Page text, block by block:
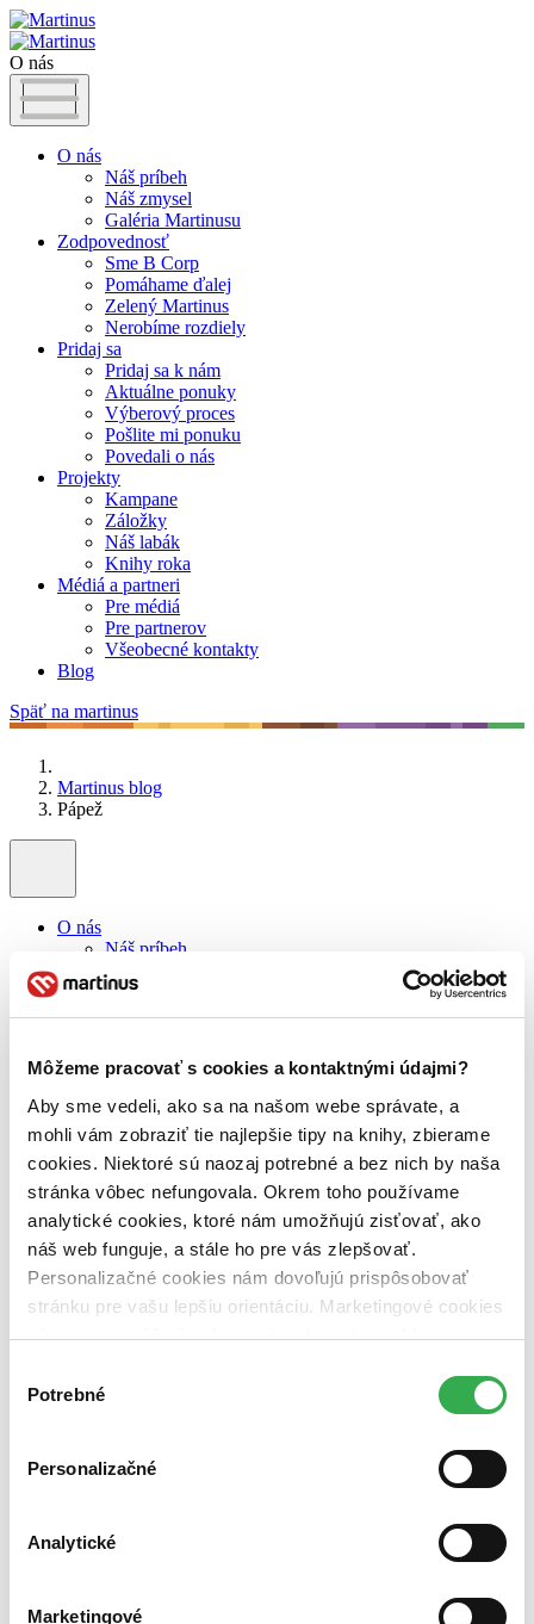
Môžeme pracovať s cookies a kontaktnými údajmi?
Aby sme vedeli, ako sa na našom webe správate, a
mohli vám zobraziť tie najlepšie tipy na knihy, zbierame
cookies. Niektoré sú naozaj potrebné a bez nich by naša
stránka vôbec nefungovala. Okrem toho používame
analytické cookies, ktoré nám umožňujú zisťovať, ako
náš web funguje, a stále ho pre vás zlepšovať.
Personalizačné cookies nám dovoľujú prispôsobovať
stránku pre vašu lepšiu orientáciu. Marketingové cookies
nám zas umožňujú zobrazenie relevantnej reklamy.
nám pomohlo, keby sme mohli používať všetky tieto
súhlasu
Potrebné
Personalizačné
Analytické
Marketingové
O nás
O nás
Náš príbeh
Náš zmysel
Galéria Martinusu
Zodpovednosť
Sme B Corp
Pomáhame ďalej
Zelený Martinus
Nerobíme rozdiely
Pridaj sa
Pridaj sa k nám
Aktuálne ponuky
Výberový proces
Pošlite mi ponuku
Povedali o nás
Projekty
Kampane
Záložky
Náš labák
Knihy roka
Médiá a partneri
Pre médiá
Pre partnerov
Všeobecné kontakty
Blog
Späť na martinus
Martinus blog
Pápež
O nás
Náš príbeh
Náš zmysel
Galéria Martinusu
Zodpovednosť
Pomáhame ďalej
Zelený Martinus
Nerobíme rozdiely
Pridaj sa k nám
Aktuálne ponuky
Výberový proces
Pošlite mi ponuku
Povedali o nás
Projekty
Kampane
Náš labák
Knihy roka
Knižné tipy: Pápež úprimne, Viewegh o sebe a Pohlreich o
grilovaní… :-)